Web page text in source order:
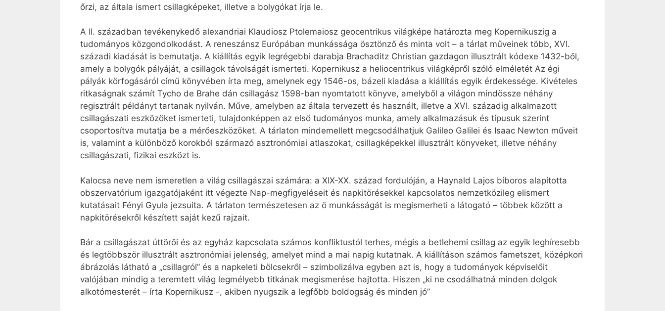
őrzi, az általa ismert csillagképeket, illetve a bolygókat írja le.
A II. században tevékenykedő alexandriai Klaudiosz Ptolemaiosz geocentrikus világképe határozta meg Kopernikuszig a
tudományos közgondolkodást. A reneszánsz Európában munkássága ösztönző és minta volt – a tárlat műveinek több, XVI.
századi kiadását is bemutatja. A kiállítás egyik legrégebbi darabja Brachaditz Christian gazdagon illusztrált kódexe 1432-ből,
amely a bolygók pályáját, a csillagok távolságát ismerteti. Kopernikusz a heliocentrikus világképről szóló elméletét Az égi
pályák körfogásáról című könyvében írta meg, amelynek egy 1546-os, bázeli kiadása a kiállítás egyik érdekessége. Kivételes
ritkaságnak számít Tycho de Brahe dán csillagász 1598-ban nyomtatott könyve, amelyből a világon mindössze néhány
regisztrált példányt tartanak nyilván. Műve, amelyben az általa tervezett és használt, illetve a XVI. századig alkalmazott
csillagászati eszközöket ismerteti, tulajdonképpen az első tudományos munka, amely alkalmazásuk és típusuk szerint
csoportosítva mutatja be a mérőeszközöket. A tárlaton mindemellett megcsodálhatjuk Galileo Galilei és Isaac Newton műveit
is, valamint a különböző korokból származó asztronómiai atlaszokat, csillagképekkel illusztrált könyveket, illetve néhány
csillagászati, fizikai eszközt is.
Kalocsa neve nem ismeretlen a világ csillagászai számára: a XIX-XX. század fordulóján, a Haynald Lajos bíboros alapította
obszervatórium igazgatójaként itt végezte Nap-megfigyeléseit és napkitörésekkel kapcsolatos nemzetközileg elismert
kutatásait Fényi Gyula jezsuita. A tárlaton természetesen az ő munkásságát is megismerheti a látogató – többek között a
napkitörésekről készített saját kezű rajzait.
Bár a csillagászat úttörői és az egyház kapcsolata számos konfliktustól terhes, mégis a betlehemi csillag az egyik leghíresebb
és legtöbbször illusztrált asztronómiai jelenség, amelyet mind a mai napig kutatnak. A kiállításon számos fametszet, középkori
ábrázolás látható a „csillagról” és a napkeleti bölcsekről – szimbolizálva egyben azt is, hogy a tudományok képviselőit
valójában mindig a teremtett világ legmélyebb titkának megismerése hajtotta. Hiszen „ki ne csodálhatná minden dolgok
alkotómesterét – írta Kopernikusz -, akiben nyugszik a legfőbb boldogság és minden jó”